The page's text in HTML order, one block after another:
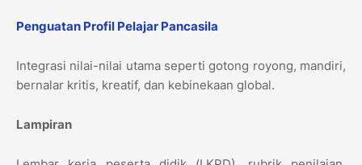
Penguatan Profil Pelajar Pancasila
Integrasi nilai-nilai utama seperti gotong royong, mandiri,
bernalar kritis, kreatif, dan kebinekaan global.
Lampiran